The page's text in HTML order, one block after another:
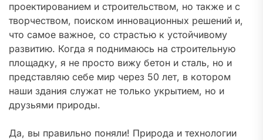
проектированием и строительством, но также и с
творчеством, поиском инновационных решений и,
что самое важное, со страстью к устойчивому
развитию. Когда я поднимаюсь на строительную
площадку, я не просто вижу бетон и сталь, но и
представляю себе мир через 50 лет, в котором
наши здания служат не только укрытием, но и
друзьями природы.
Да, вы правильно поняли! Природа и технологии